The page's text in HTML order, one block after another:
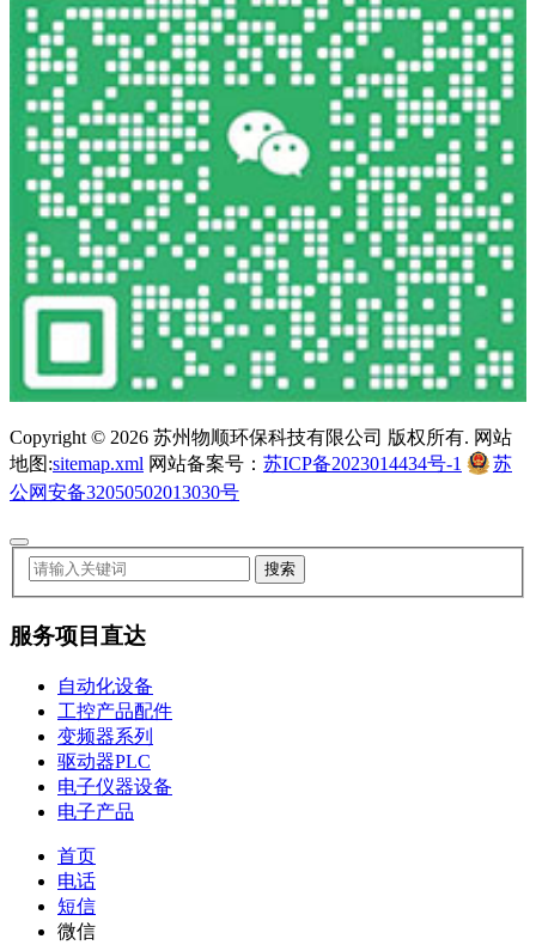
Copyright © 2026 苏州物顺环保科技有限公司 版权所有. 网站
地图:sitemap.xml 网站备案号： 苏ICP备2023014434号-1
苏
公网安备32050502013030号
服务项目直达
自动化设备
工控产品配件
变频器系列
驱动器PLC
电子仪器设备
电子产品
首页
电话
短信
微信